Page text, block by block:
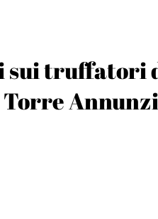
sui truffatori